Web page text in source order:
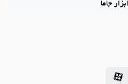
ابزار جاما
در لینکداین
جاما در تلگرام
سامانه جاما در آپارات